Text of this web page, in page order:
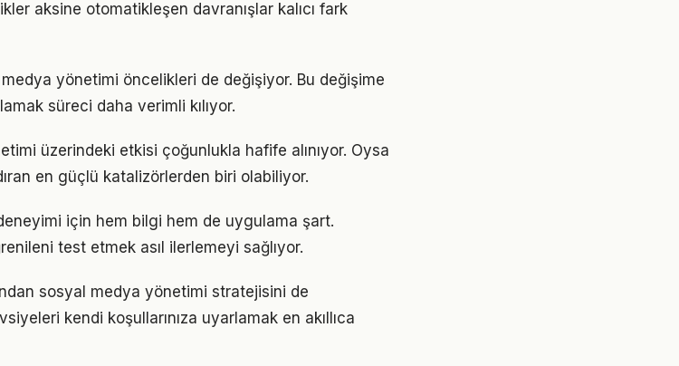
aksine otomatikleşen davranışlar kalıcı fark
yönetimi öncelikleri de değişiyor. Bu değişime
süreci daha verimli kılıyor.
üzerindeki etkisi çoğunlukla hafife alınıyor. Oysa
en güçlü katalizörlerden biri olabiliyor.
için hem bilgi hem de uygulama şart.
test etmek asıl ilerlemeyi sağlıyor.
sosyal medya yönetimi stratejisini de
kendi koşullarınıza uyarlamak en akıllıca